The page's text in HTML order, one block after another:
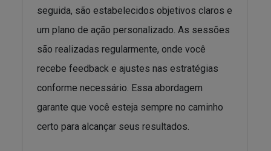
seguida, são estabelecidos objetivos claros e
um plano de ação personalizado. As sessões
são realizadas regularmente, onde você
recebe feedback e ajustes nas estratégias
conforme necessário. Essa abordagem
garante que você esteja sempre no caminho
certo para alcançar seus resultados.